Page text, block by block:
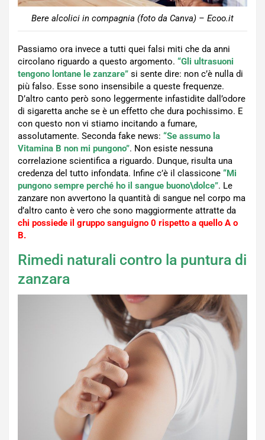
Bere alcolici in compagnia (foto da Canva) – Ecoo.it
Passiamo ora invece a tutti quei falsi miti che da anni
circolano riguardo a questo argomento. “Gli ultrasuoni
tengono lontane le zanzare” si sente dire: non c’è nulla di
più falso. Esse sono insensibile a queste frequenze.
D’altro canto però sono leggermente infastidite dall’odore
di sigaretta anche se è un effetto che dura pochissimo. E
con questo non vi stiamo incitando a fumare,
assolutamente. Seconda fake news: “Se assumo la
Vitamina B non mi pungono”. Non esiste nessuna
correlazione scientifica a riguardo. Dunque, risulta una
credenza del tutto infondata. Infine c’è il classicone “Mi
pungono sempre perché ho il sangue buono\dolce”. Le
zanzare non avvertono la quantità di sangue nel corpo ma
d’altro canto è vero che sono maggiormente attratte da
chi possiede il gruppo sanguigno 0 rispetto a quello A o
B.
Rimedi naturali contro la puntura di
zanzara